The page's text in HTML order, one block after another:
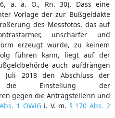
a. a. O., Rn. 30). Dass eine
Vorlage der zur Bußgeldakte
des Messfotos, das auf
unscharfer und
erzeugt wurde, zu keinem
führen kann, liegt auf der
auch aufdrängen
2018 den Abschluss der
die Einstellung der
gegen die Antragstellerin und
1 OWiGi. V. m. § 170 Abs. 2